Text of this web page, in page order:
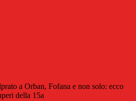
a Orban, Fofana e non solo: ecco
della 15a